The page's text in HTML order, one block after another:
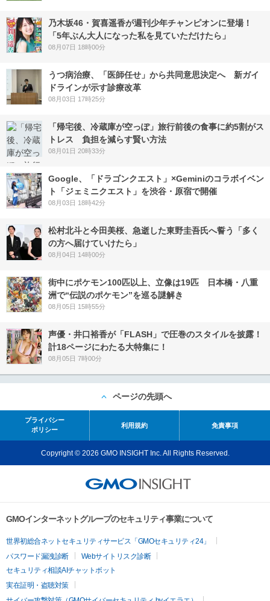
乃木坂46・賀喜遥香が週刊少年チャンピオンに登場！
「5年ぶん大人になった私を見ていただけたら」
08月07日 18時00分
うつ病治療、「医師任せ」から共同意思決定へ 新ガイ
ドラインが示す診療改革
08月03日 17時25分
「帰宅後、冷蔵庫が空っぽ」旅行前後の食事に約5割がス
トレス 負担を減らす賢い方法
08月01日 20時33分
Google、「ドラゴンクエスト」×Geminiのコラボイベン
ト「ジェミニクエスト」を渋谷・原宿で開催
08月03日 18時42分
松村北斗と今田美桜、急逝した東野圭吾氏へ誓う「多く
の方へ届けていけたら」
08月04日 14時00分
街中にポケモン100匹以上、立像は19匹 日本橋・八重
洲で“伝説のポケモン”を巡る謎解き
08月05日 15時55分
声優・井口裕香が「FLASH」で圧巻のスタイルを披露！
計18ページにわたる大特集に！
08月05日 7時00分
ページの先頭へ
プライバシー
ポリシー
利用規約 免責事項
Copyright © 2026 GMO INSIGHT Inc. All Rights Reserved.
GMOインターネットグループのセキュリティ事業について
世界初総合ネットセキュリティサービス「GMOセキュリティ24」
パスワード漏洩診断
Webサイトリスク診断
セキュリティ相談AIチャットボット
実在証明・盗聴対策